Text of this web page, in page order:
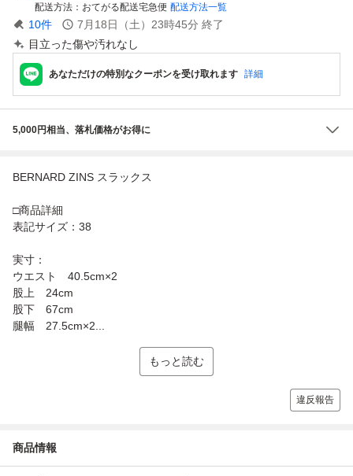
配送方法 おてがる配送宅急便 配送方法一覧
10件 7月18日（土）23時45分 終了
目立った傷や汚れなし
あなただけの特別なクーポンを受け取れます 詳細
5,000円相当、落札価格がお得に
BERNARD ZINS スラックス
□商品詳細
表記サイズ：38
実寸：
ウエスト 40.5cm×2
股上 24cm
股下 67cm
腿幅 27.5cm×2...
もっと読む
違反報告
商品情報